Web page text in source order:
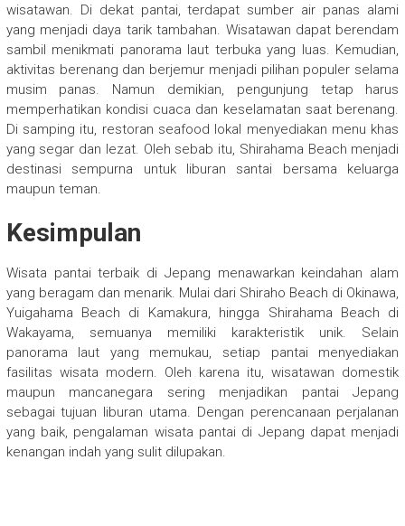
wisatawan. Di dekat pantai, terdapat sumber air panas alami
yang menjadi daya tarik tambahan. Wisatawan dapat berendam
sambil menikmati panorama laut terbuka yang luas. Kemudian,
aktivitas berenang dan berjemur menjadi pilihan populer selama
musim panas. Namun demikian, pengunjung tetap harus
memperhatikan kondisi cuaca dan keselamatan saat berenang.
Di samping itu, restoran seafood lokal menyediakan menu khas
yang segar dan lezat. Oleh sebab itu, Shirahama Beach menjadi
destinasi sempurna untuk liburan santai bersama keluarga
maupun teman.
Kesimpulan
Wisata pantai terbaik di Jepang menawarkan keindahan alam
yang beragam dan menarik. Mulai dari Shiraho Beach di Okinawa,
Yuigahama Beach di Kamakura, hingga Shirahama Beach di
Wakayama, semuanya memiliki karakteristik unik. Selain
panorama laut yang memukau, setiap pantai menyediakan
fasilitas wisata modern. Oleh karena itu, wisatawan domestik
maupun mancanegara sering menjadikan pantai Jepang
sebagai tujuan liburan utama. Dengan perencanaan perjalanan
yang baik, pengalaman wisata pantai di Jepang dapat menjadi
kenangan indah yang sulit dilupakan.